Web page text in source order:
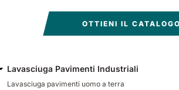
Lavasciuga Pavimenti Industriali
Lavasciuga pavimenti uomo a terra